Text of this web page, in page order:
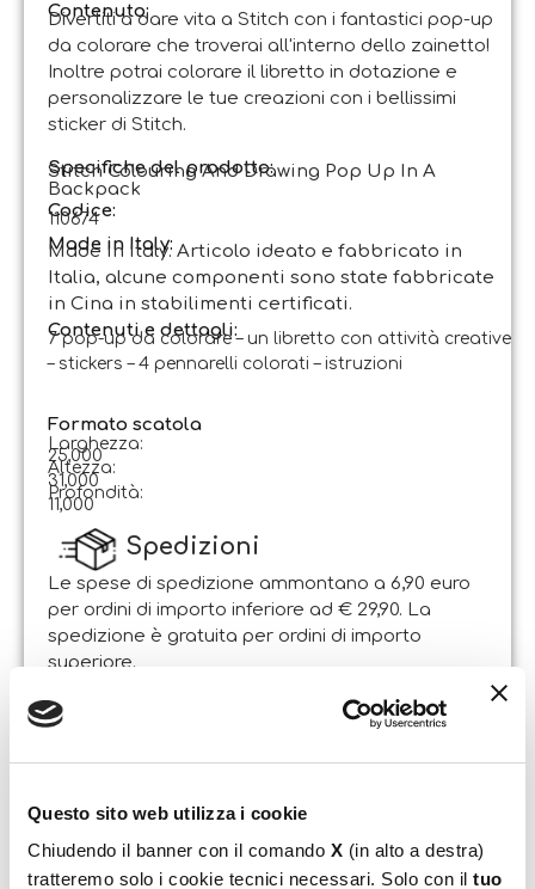
Questo sito web utilizza i cookie
Chiudendo il banner con il comando X (in alto a destra)
tratteremo solo i cookie tecnici necessari. Solo con il tuo
Contenuto:
Divertiti a dare vita a Stitch con i fantastici pop-up
da colorare che troverai all'interno dello zainetto!
Inoltre potrai colorare il libretto in dotazione e
personalizzare le tue creazioni con i bellissimi
sticker di Stitch.
Specifiche del prodotto:
Stitch Colouring And Drawing Pop Up In A
Backpack
Codice:
110674
Made in Italy:
Made in Italy. Articolo ideato e fabbricato in
Italia, alcune componenti sono state fabbricate
in Cina in stabilimenti certificati.
Contenuti e dettagli:
7 pop-up da colorare – un libretto con attività creative
– stickers – 4 pennarelli colorati – istruzioni
Formato scatola
Larghezza:
25,000
Altezza:
31,000
Profondità:
11,000
Spedizioni
Le spese di spedizione ammontano a 6,90 euro
per ordini di importo inferiore ad € 29,90. La
spedizione è gratuita per ordini di importo
superiore.
Il pacco sarà spedito entro 1-2 giorni lavorativi
dalla data di ricezione dell’ordine. Sabato e
domenica non si effettuano spedizioni.
Resi
non oltre 14 giorni lavorativi dalla data di